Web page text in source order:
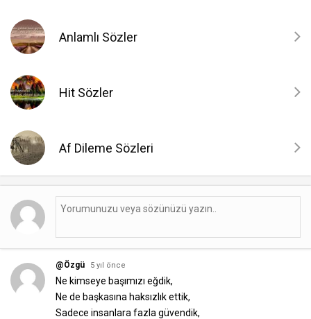
Anlamlı Sözler
Hit Sözler
Af Dileme Sözleri
@Özgü 5 yıl önce
Ne kimseye başımızı eğdik,
Ne de başkasına haksızlık ettik,
Sadece insanlara fazla güvendik,